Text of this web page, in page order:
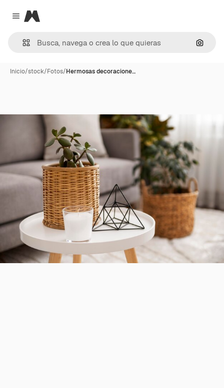
Close menu
Magnific
Inicio/stock/Fotos/Hermosas decoracione…